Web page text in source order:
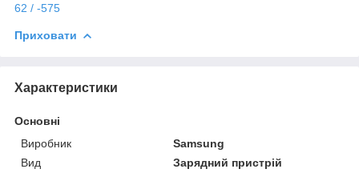
62 / -575
Приховати
Характеристики
Основні
Виробник
Samsung
Вид
Зарядний пристрій